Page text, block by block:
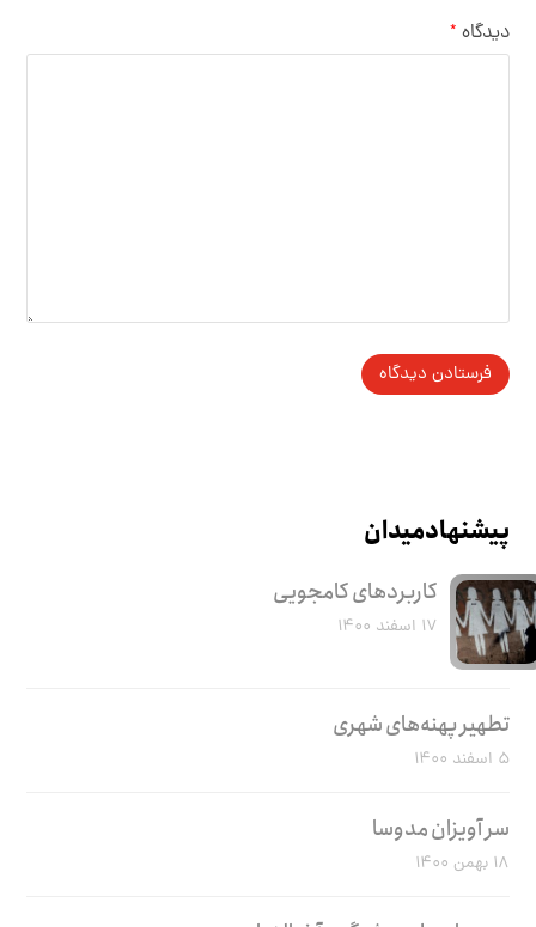
دیدگاه *
پیشنهاد میدان
کاربرد‌های کامجویی
۱۷ اسفند ۱۴۰۰
تطهیر پهنه‌های شهری
۵ اسفند ۱۴۰۰
سر آویزان مدوسا
۱۸ بهمن ۱۴۰۰